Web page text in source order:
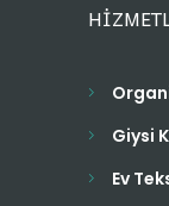
Giysi
Ev